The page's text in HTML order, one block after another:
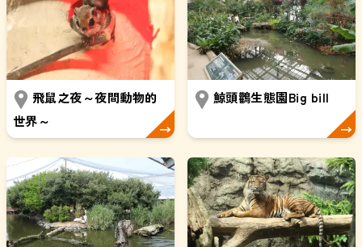
飛鼠之夜～夜間動物的
世界～
鯨頭鸛生態園Big bill